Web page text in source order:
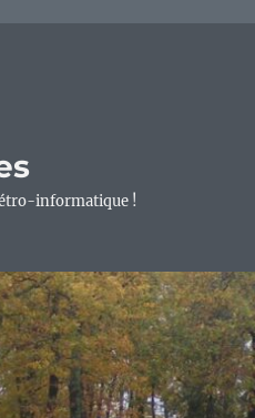
informatique !